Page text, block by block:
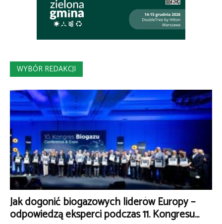
WYBÓR REDAKCJI
Jak dogonić biogazowych liderów Europy –
odpowiedzą eksperci podczas 11. Kongresu...